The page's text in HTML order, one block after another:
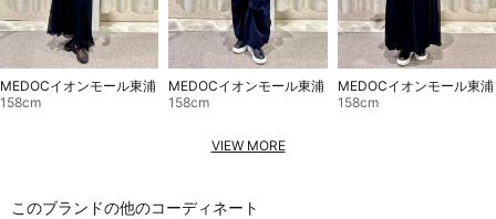
MEDOCイオンモール東浦
158cm
MEDOCイオンモール東浦
158cm
MEDOCイオンモール東浦
158cm
VIEW MORE
このブランドの他のコーディネート